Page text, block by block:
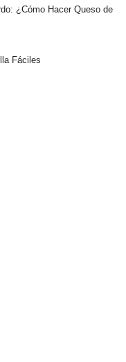
¿Cómo Hacer Queso de
Fáciles